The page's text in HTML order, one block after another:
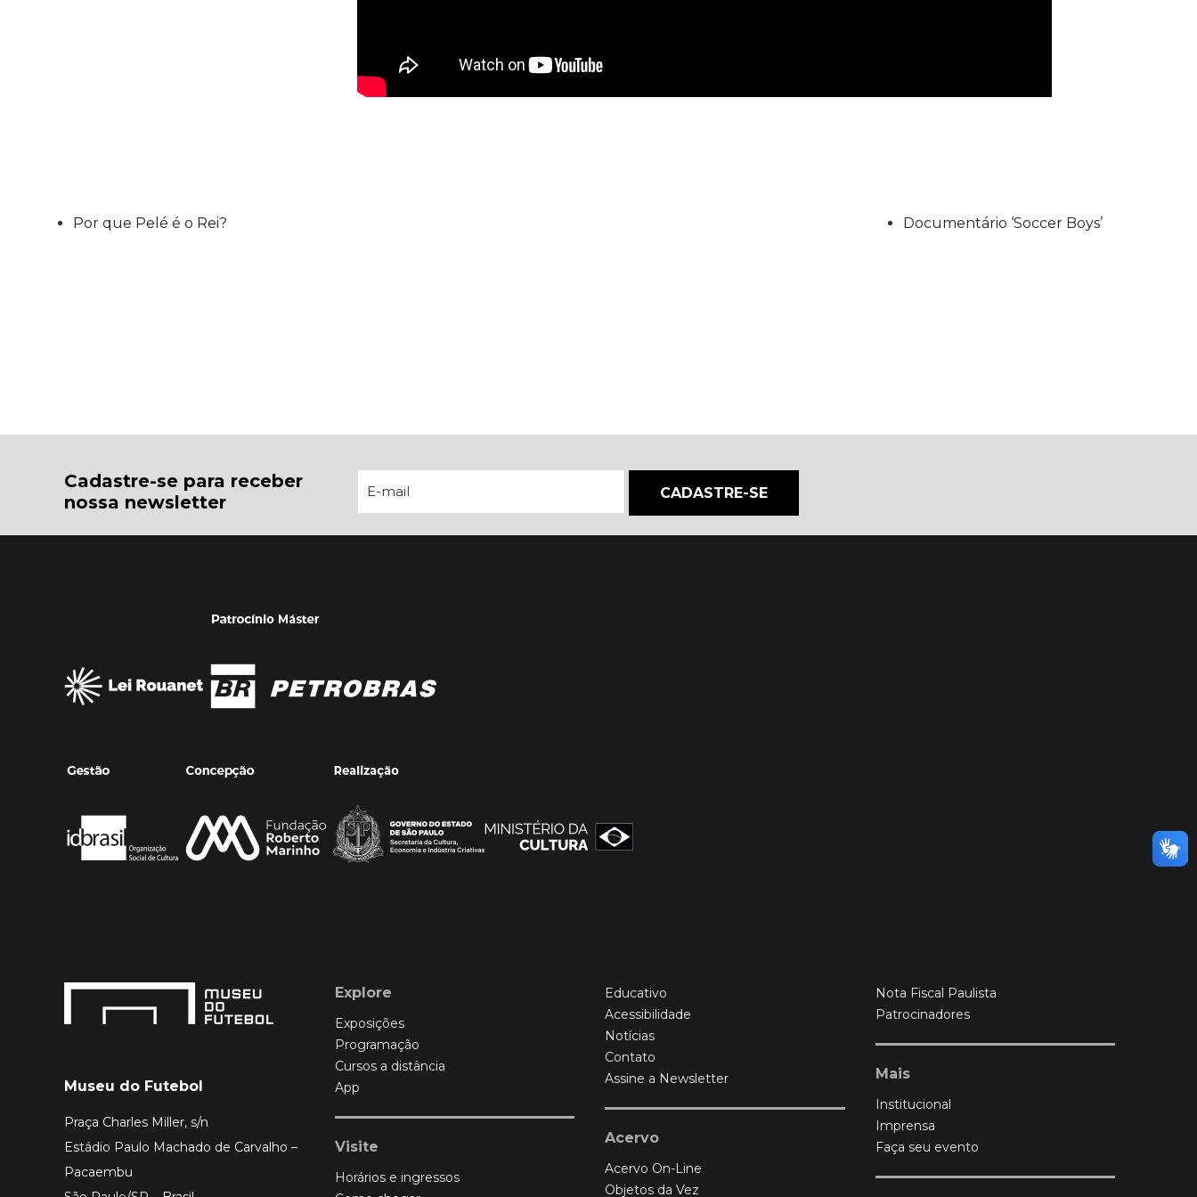
Por que Pelé é o Rei? Documentário ‘Soccer Boys’
Cadastre-se para receber
nossa newsletter
Museu do Futebol
Praça Charles Miller, s/n
Estádio Paulo Machado de Carvalho –
Pacaembu
Explore
Exposições
Programação
Cursos a distância
App
Visite
Horários e ingressos
Educativo
Acessibilidade
Notícias
Contato
Assine a Newsletter
Acervo
Acervo On-Line
Objetos da Vez
Nota Fiscal Paulista
Patrocinadores
Mais
Institucional
Imprensa
Faça seu evento